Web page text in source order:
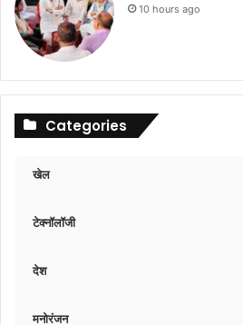
10 hours ago
Categories
खेल
टेक्नॉलॉजी
देश
मनोरंजन